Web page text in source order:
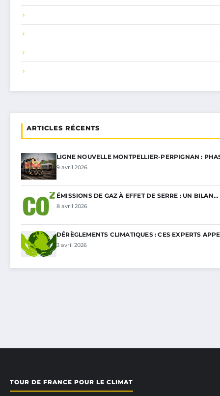
ARTICLES RÉCENTS
LIGNE NOUVELLE MONTPELLIER-PERPIGNAN :
9 avril 2026
ÉMISSIONS DE GAZ À EFFET DE SERRE : UN BILAN…
8 avril 2026
DÉRÈGLEMENTS CLIMATIQUES : CES EXPERTS
3 avril 2026
TOUR DE FRANCE POUR LE CLIMAT